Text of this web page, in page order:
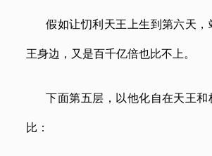
假如让忉利天王上生到第六天，
王身边，又是百千亿倍也比不上。
下面第五层，以他化自在天王和
比：